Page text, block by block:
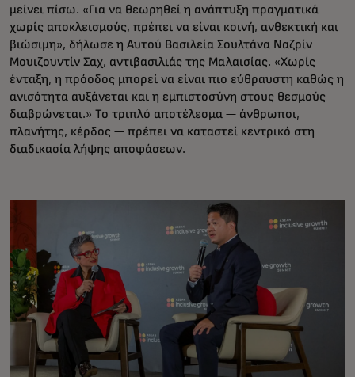
μείνει πίσω. «Για να θεωρηθεί η ανάπτυξη πραγματικά
χωρίς αποκλεισμούς, πρέπει να είναι κοινή, ανθεκτική και
βιώσιμη», δήλωσε η Αυτού Βασιλεία Σουλτάνα Ναζρίν
Μουιζουντίν Σαχ, αντιβασιλιάς της Μαλαισίας. «Χωρίς
ένταξη, η πρόοδος μπορεί να είναι πιο εύθραυστη καθώς η
ανισότητα αυξάνεται και η εμπιστοσύνη στους θεσμούς
διαβρώνεται.» Το τριπλό αποτέλεσμα — άνθρωποι,
πλανήτης, κέρδος — πρέπει να καταστεί κεντρικό στη
διαδικασία λήψης αποφάσεων.